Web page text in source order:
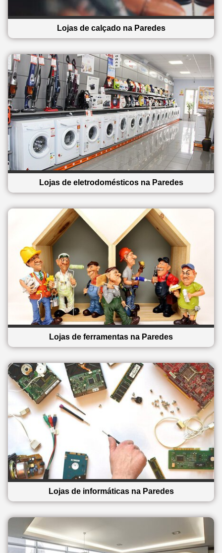
Lojas de calçado na Paredes
Lojas de eletrodomésticos na Paredes
Lojas de ferramentas na Paredes
Lojas de informáticas na Paredes